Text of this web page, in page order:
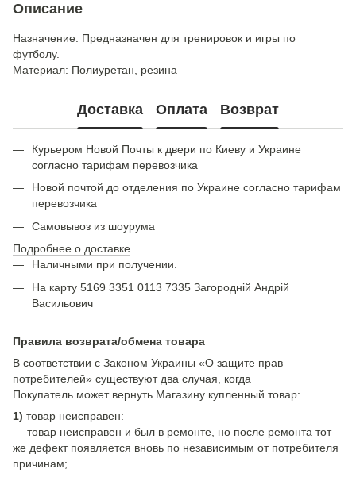
Описание
Назначение: Предназначен для тренировок и игры по
футболу.
Материал: Полиуретан, резина
Доставка Оплата Возврат
Курьером Новой Почты к двери по Киеву и Украине
согласно тарифам перевозчика
Новой почтой до отделения по Украине согласно тарифам
перевозчика
Самовывоз из шоурума
Подробнее о доставке
Наличными при получении.
На карту 5169 3351 0113 7335 Загородній Андрій
Васильович
Правила возврата/обмена товара
В соответствии с Законом Украины «О защите прав
потребителей» существуют два случая, когда
Покупатель может вернуть Магазину купленный товар:
1) товар неисправен:
— товар неисправен и был в ремонте, но после ремонта тот
же дефект появляется вновь по независимым от потребителя
причинам;